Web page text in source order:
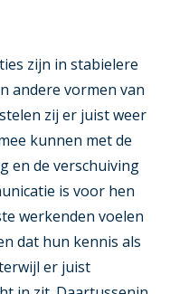
zijn in stabielere
andere vormen van
zij er juist weer
kunnen met de
en de verschuiving
is voor hen
werkenden voelen
dat hun kennis als
er juist